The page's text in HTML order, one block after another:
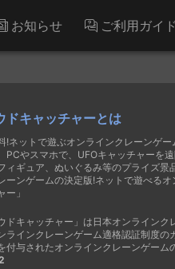
お知らせ ご利用ガイド
ドキャッチャーとは
!ネットで遊ぶオンラインクレーンゲ
PCやスマホで、UFOキャッチャーを
ィギュア、ぬいぐるみ等のプライズ景
ーンゲームの決定版!ネットで遊べる
ー」
ドキャッチャー」は日本オンライン
ラインクレーンゲーム適格認証制度の
付与されたオンラインクレーンゲーム